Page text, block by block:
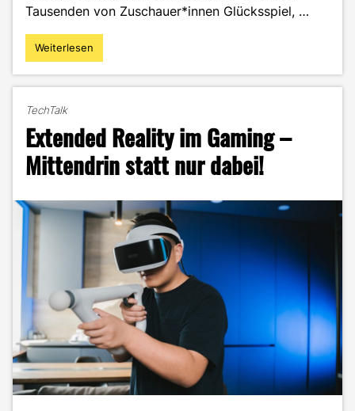
Tausenden von Zuschauer*innen Glücksspiel, …
"Glücksspiel
im
Wie
Influencer*innen
junge
Menschen
die
Sucht
Weiterlesen
TechTalk
Extended Reality im Gaming –
Mittendrin statt nur dabei!